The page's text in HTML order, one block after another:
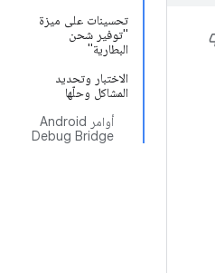
تحسينات على ميزة
"توفير شحن
البطارية"
الاختبار وتحديد
المشاكل وحلّها
أوامر Android
Debug Bridge